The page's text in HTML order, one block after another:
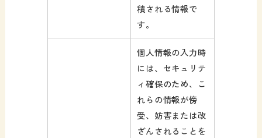
積される情報で
す。
個人情報の入力時
には、セキュリテ
ィ確保のため、こ
れらの情報が傍
受、妨害または改
ざんされることを